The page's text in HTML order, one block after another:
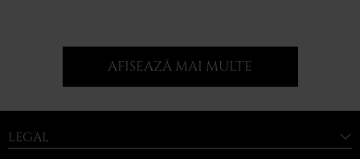
AFISEAZĂ MAI MULTE
LEGAL